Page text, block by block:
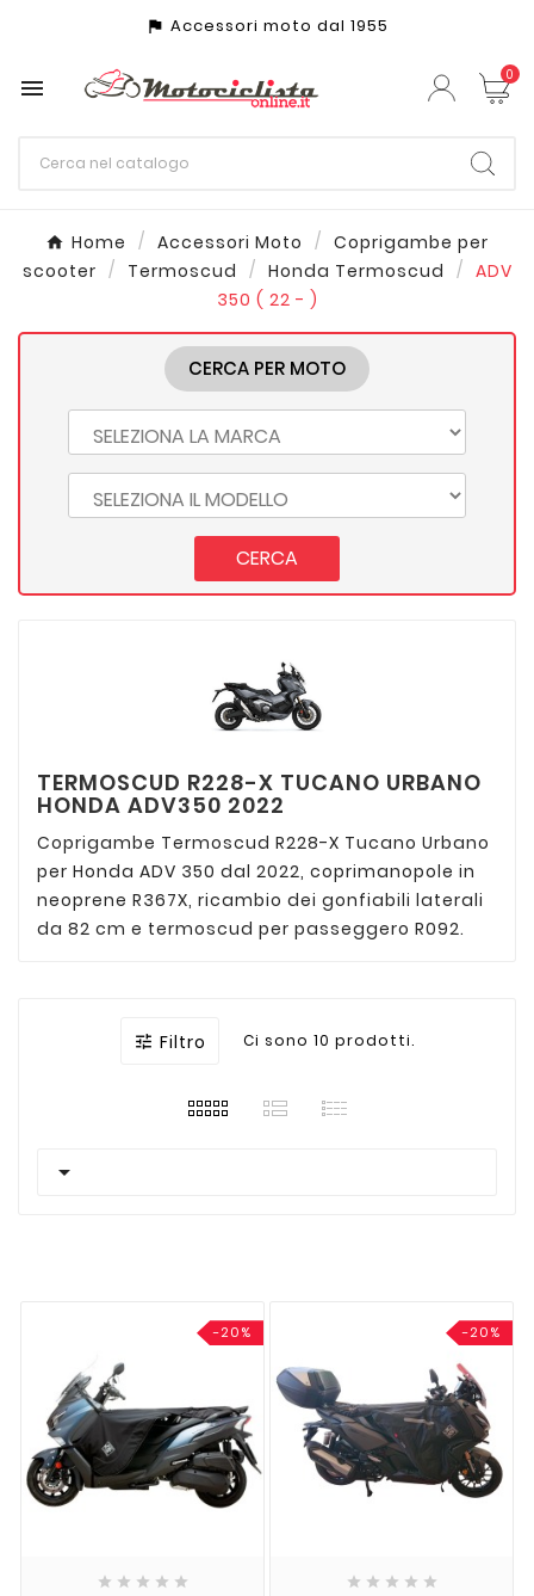
assistant_photo Accessori moto dal 1955
 0
Home Accessori Moto
Coprigambe per
scooter
Termoscud Honda Termoscud
ADV
350 ( 22 - )
CERCA PER MOTO
CERCA
TERMOSCUD R228-X TUCANO URBANO
HONDA ADV350 2022
Coprigambe Termoscud R228-X Tucano Urbano
per Honda ADV 350 dal 2022, coprimanopole in
neoprene R367X, ricambio dei gonfiabili laterali
da 82 cm e termoscud per passeggero R092.
 Filtro Ci sono 10 prodotti.

-20%
    
-20%
    